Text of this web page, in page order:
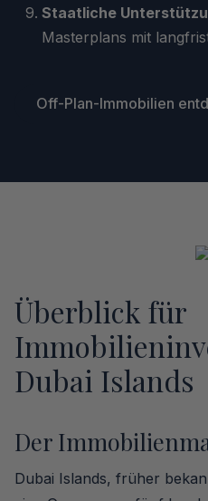
Staatliche
Masterplans mit
Off-Plan-Immobilien
Überblick für
Dubai Islands
Der
Dubai Islands, früher